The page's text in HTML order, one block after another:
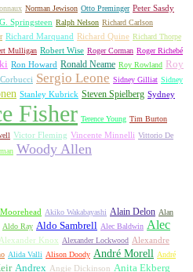
Norman Jewison Otto Preminger Peter Sasdy
Springsteen Ralph Nelson Richard Carlson
Richard Marquand Richard Quine Richard Thorpe
Mulligan Robert Wise Roger Corman Roger Richebé
Ron Howard Ronald Neame Roy Rowland Roy
Sergio Leone Sidney Gilliat Sidney
Stanley Kubrick Steven Spielberg Sydney
Fisher Terence Young Tim Burton
Victor Fleming Vincente Minnelli Vittorio De
Woody Allen
Akiko Wakabayashi Alain Delon Alan
Aldo Ray Aldo Sambrell Alec Baldwin Alec
Alexander Knox Alexander Lockwood Alexandre
Alida Valli Alison Doody André Morell André
Andrex Angie Dickinson Anita Ekberg